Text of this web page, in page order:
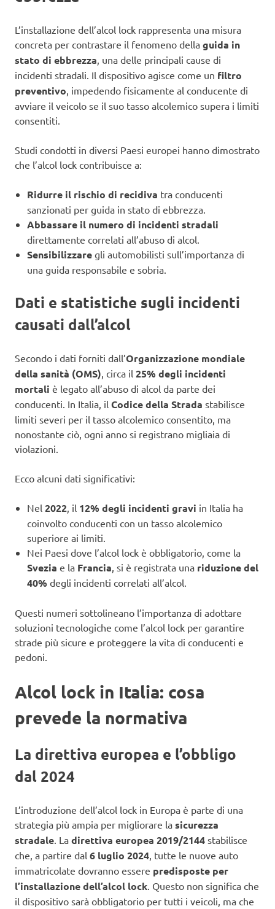
L’installazione dell’alcol lock rappresenta una misura
concreta per contrastare il fenomeno della guida in
stato di ebbrezza, una delle principali cause di
incidenti stradali. Il dispositivo agisce come un filtro
preventivo, impedendo fisicamente al conducente di
avviare il veicolo se il suo tasso alcolemico supera i limiti
consentiti.
Studi condotti in diversi Paesi europei hanno dimostrato
che l’alcol lock contribuisce a:
Ridurre il rischio di recidiva tra conducenti
sanzionati per guida in stato di ebbrezza.
Abbassare il numero di incidenti stradali
direttamente correlati all’abuso di alcol.
Sensibilizzare gli automobilisti sull’importanza di
una guida responsabile e sobria.
Dati e statistiche sugli incidenti
causati dall’alcol
Secondo i dati forniti dall’Organizzazione mondiale
della sanità (OMS), circa il 25% degli incidenti
mortali è legato all’abuso di alcol da parte dei
conducenti. In Italia, il Codice della Strada stabilisce
limiti severi per il tasso alcolemico consentito, ma
nonostante ciò, ogni anno si registrano migliaia di
violazioni.
Ecco alcuni dati significativi:
Nel 2022, il 12% degli incidenti gravi in Italia ha
coinvolto conducenti con un tasso alcolemico
superiore ai limiti.
Nei Paesi dove l’alcol lock è obbligatorio, come la
Svezia e la Francia, si è registrata una riduzione del
40% degli incidenti correlati all’alcol.
Questi numeri sottolineano l’importanza di adottare
soluzioni tecnologiche come l’alcol lock per garantire
strade più sicure e proteggere la vita di conducenti e
pedoni.
Alcol lock in Italia: cosa
prevede la normativa
La direttiva europea e l’obbligo
dal 2024
L’introduzione dell’alcol lock in Europa è parte di una
strategia più ampia per migliorare la sicurezza
stradale. La direttiva europea 2019/2144 stabilisce
che, a partire dal 6 luglio 2024, tutte le nuove auto
immatricolate dovranno essere predisposte per
l’installazione dell’alcol lock. Questo non significa che
il dispositivo sarà obbligatorio per tutti i veicoli, ma che